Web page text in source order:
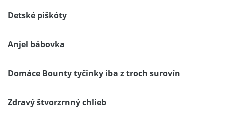
Detské piškóty
Anjel bábovka
Domáce Bounty tyčinky iba z troch surovín
Zdravý štvorzrnný chlieb